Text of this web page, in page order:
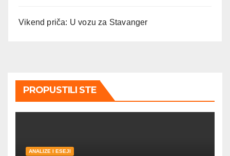
Vikend priča: U vozu za Stavanger
PROPUSTILI STE
ANALIZE I ESEJI